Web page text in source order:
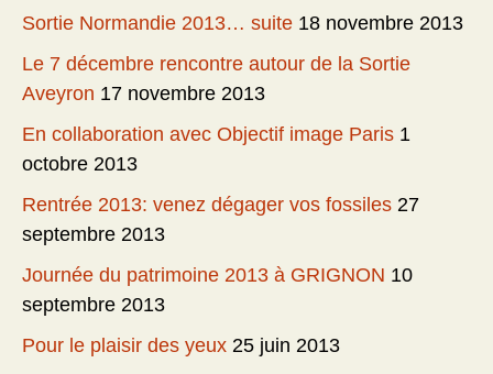
Sortie Normandie 2013… suite 18 novembre 2013
Le 7 décembre rencontre autour de la Sortie
Aveyron 17 novembre 2013
En collaboration avec Objectif image Paris 1
octobre 2013
Rentrée 2013: venez dégager vos fossiles 27
septembre 2013
Journée du patrimoine 2013 à GRIGNON 10
septembre 2013
Pour le plaisir des yeux 25 juin 2013